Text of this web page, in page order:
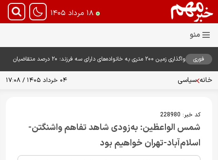
۱۸ مرداد ۱۴۰۵
فوری
واگذاری زمین ۲۰۰ متری به خانواده‌های دارای سه فرزند؛ ۲۰ درصد متقاضیان
خانه سیاسی ۰۴ خرداد ۱۴۰۵ / ۱۷:۰۸
کد خبر: 228980
شمس الواعظین: به‌زودی شاهد تفاهم واشنگتن-
اسلام‌آباد-تهران خواهیم بود